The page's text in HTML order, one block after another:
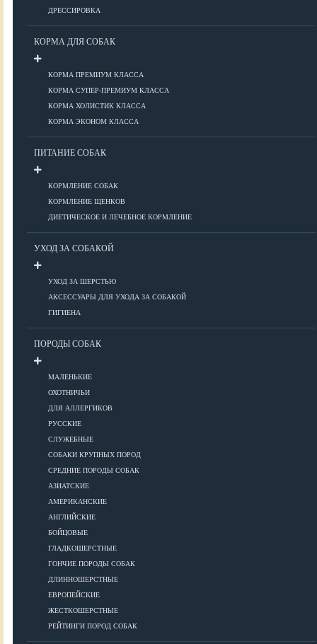
ДРЕССИРОВКА
КОРМА ДЛЯ СОБАК
КОРМА ПРЕМИУМ КЛАССА
КОРМА СУПЕР-ПРЕМИУМ КЛАССА
КОРМА ХОЛИСТИК КЛАССА
КОРМА ЭКОНОМ КЛАССА
ПИТАНИЕ СОБАК
КОРМЛЕНИЕ СОБАК
КОРМЛЕНИЕ ЩЕНКОВ
ДИЕТИЧЕСКОЕ И ЛЕЧЕБНОЕ КОРМЛЕНИЕ
УХОД ЗА СОБАКОЙ
УХОД ЗА ШЕРСТЬЮ
АКСЕССУАРЫ ДЛЯ УХОДА ЗА СОБАКОЙ
ГИГИЕНА
ПОРОДЫ СОБАК
МАЛЕНЬКИЕ
ОХОТНИЧЬИ
ДЛЯ АЛЛЕРГИКОВ
РУССКИЕ
СЛУЖЕБНЫЕ
СОБАКИ КРУПНЫХ ПОРОД
СРЕДНИЕ ПОРОДЫ СОБАК
АЗИАТСКИЕ
АМЕРИКАНСКИЕ
АНГЛИЙСКИЕ
БОЙЦОВЫЕ
ГЛАДКОШЕРСТНЫЕ
ГОНЧИЕ ПОРОДЫ СОБАК
ДЛИННОШЕРСТНЫЕ
ЕВРОПЕЙСКИЕ
ЖЕСТКОШЕРСТНЫЕ
РЕЙТИНГИ ПОРОД СОБАК
Длинношерстные
Рейтинги пород
ВСЕ О СОБАКАХ
ЗДОРОВЬЕ
Болезни глаз
Болезни ЖКТ
Болезни мочеполовой системы
Болезни ОДА
Болезни органов дыхания
Болезни сердца
Заболевания нервной системы
Инфекционные болезни
Кожные заболевания
Прочие болезни
Препараты
ВОСПИТАНИЕ
КОРМА
Корма холистик класса
Корма эконом класса